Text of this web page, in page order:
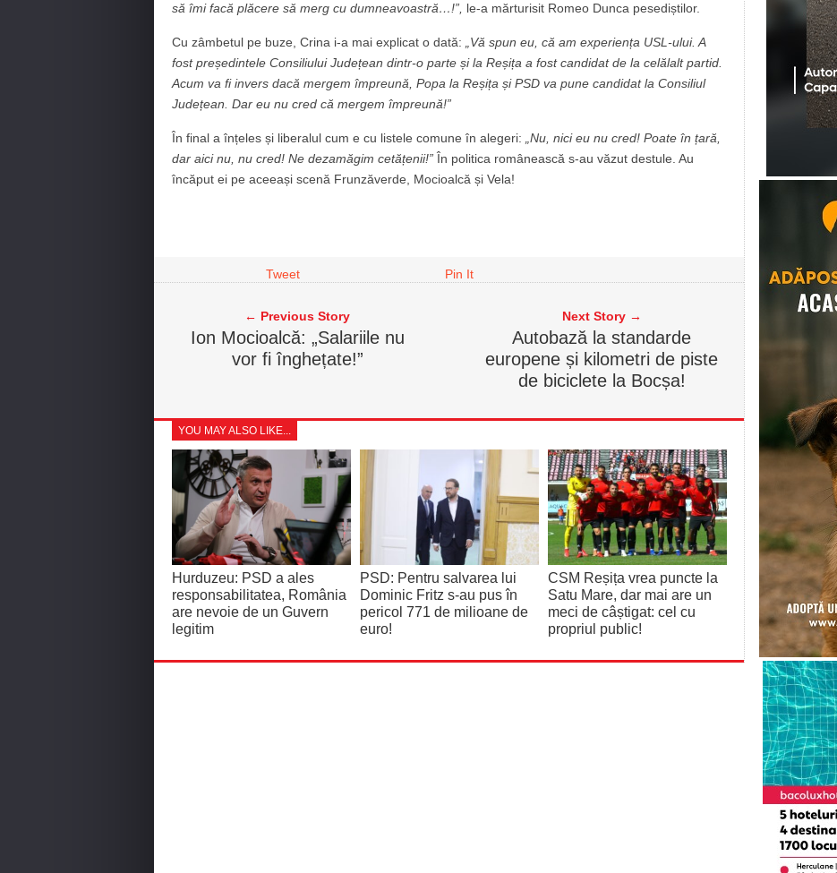
să îmi facă plăcere să merg cu dumneavoastră…!”, le-a mărturisit Romeo Dunca pesediștilor.
Cu zâmbetul pe buze, Crina i-a mai explicat o dată:
„Vă spun eu, că am experiența USL-ului. A
fost președintele Consiliului Județean dintr-o parte și la Reșița a fost candidat de la celălalt partid.
Acum va fi invers dacă mergem împreună, Popa la Reșița și PSD va pune candidat la Consiliul
Județean. Dar eu nu cred că mergem împreună!”
În final a înțeles și liberalul cum e cu listele comune în alegeri: „Nu, nici eu nu cred! Poate în țară,
dar aici nu, nu cred! Ne dezamăgim cetățenii!” În politica românească s-au văzut destule. Au
încăput ei pe aceeași scenă Frunzăverde, Mocioalcă și Vela!
Tweet Pin It
← Previous Story
Ion Mocioalcă: „Salariile nu
vor fi înghețate!”
Next Story →
Autobază la standarde
europene și kilometri de piste
de biciclete la Bocșa!
YOU MAY ALSO LIKE...
Hurduzeu: PSD a ales
responsabilitatea, România
are nevoie de un Guvern
legitim
PSD: Pentru salvarea lui
Dominic Fritz s-au pus în
pericol 771 de milioane de
euro!
CSM Reșița vrea puncte la
Satu Mare, dar mai are un
meci de câștigat: cel cu
propriul public!